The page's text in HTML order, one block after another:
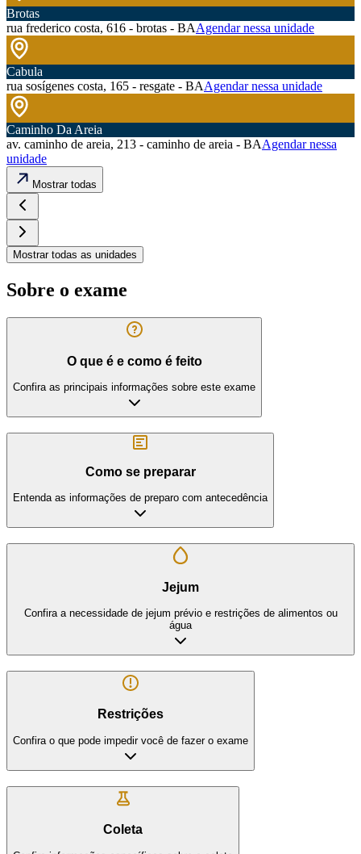
Brotas
rua frederico costa, 616 - brotas - BAAgendar nessa unidade
Cabula
rua sosígenes costa, 165 - resgate - BAAgendar nessa unidade
Caminho Da Areia
av. caminho de areia, 213 - caminho de areia - BAAgendar nessa
unidade
Mostrar todas
Mostrar todas as unidades
Sobre o exame
O que é e como é feito
Confira as principais informações sobre este exame
Como se preparar
Entenda as informações de preparo com antecedência
Jejum
Confira a necessidade de jejum prévio e restrições de alimentos ou
água
Restrições
Confira o que pode impedir você de fazer o exame
Coleta